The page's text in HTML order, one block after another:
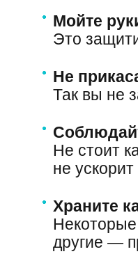
Мойте
Это
Не
Так вы не
Не стоит
не
Храните
другие —